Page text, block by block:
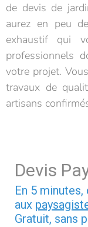
de devis de
aurez en peu
exhaustif qui
professionnels
votre projet.
travaux de
artisans
Devis
En 5 minutes,
aux
Gratuit, sans